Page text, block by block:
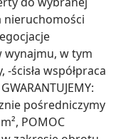
nieruchomości
w tym
ścisła współpraca
pośredniczymy
POMOC